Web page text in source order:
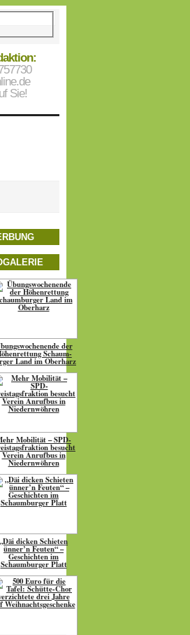
Sie!
der
Schaum­
Land im Oberharz
Mobilität – SPD-
besucht
Verein Anrufbus in
Niedernwöhren
„Däi dicken Schieten
ünner’n Feuten“ –
Geschichten im
Schaumburger Platt